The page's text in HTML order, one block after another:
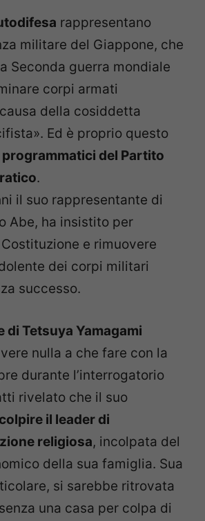
rappresentano
militare del Giappone, che
Seconda guerra mondiale
corpi armati
della cosiddetta
Ed è proprio questo
del Partito
.
il suo rappresentante di
Abe, ha insistito per
e rimuovere
dei corpi militari
successo.
di Tetsuya Yamagami
nulla a che fare con la
durante l’interrogatorio
rivelato che il suo
colpire il leader di
religiosa, incolpata del
della sua famiglia. Sua
si sarebbe ritrovata
una casa per colpa di